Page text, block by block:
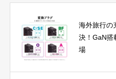
海外旅行の
決！GaN搭
場